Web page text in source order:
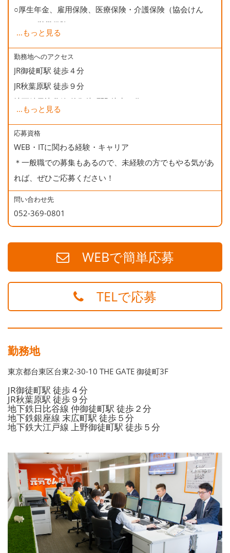
○厚生年金、雇用保険、医療保険・介護保険（協会けん
ぽ）、労災保険
○健康診断
○資格取得支援（受験学校併設)
○誕生日会
...もっと見る
勤務地へのアクセス
JR御徒町駅 徒歩４分
JR秋葉原駅 徒歩９分
地下鉄日比谷線 仲御徒町駅 徒歩２分
地下鉄銀座線 末広町駅 徒歩５分
地下鉄大江戸線 上野御徒町駅 徒歩５分
...もっと見る
応募資格
WEB・ITに関わる経験・キャリア
＊一般職での募集もあるので、未経験の方でもやる気があ
れば、ぜひご応募ください！
問い合わせ先
052-369-0801
WEBで簡単応募
TELで応募
勤務地
東京都台東区台東2-30-10 THE GATE 御徒町3F
JR御徒町駅 徒歩４分
JR秋葉原駅 徒歩９分
地下鉄日比谷線 仲御徒町駅 徒歩２分
地下鉄銀座線 末広町駅 徒歩５分
地下鉄大江戸線 上野御徒町駅 徒歩５分